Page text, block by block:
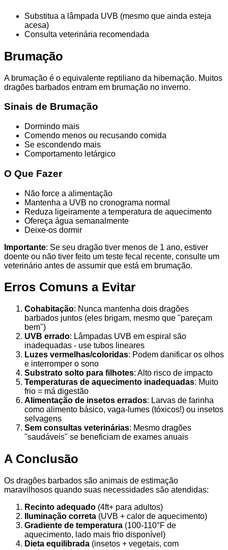
Substitua a lâmpada UVB (mesmo que ainda esteja
acesa)
Consulta veterinária recomendada
Brumação
A brumação é o equivalente reptiliano da hibernação. Muitos
dragões barbados entram em brumação no inverno.
Sinais de Brumação
Dormindo mais
Comendo menos ou recusando comida
Se escondendo mais
Comportamento letárgico
O Que Fazer
Não force a alimentação
Mantenha a UVB no cronograma normal
Reduza ligeiramente a temperatura de aquecimento
Ofereça água semanalmente
Deixe-os dormir
Importante: Se seu dragão tiver menos de 1 ano, estiver
doente ou não tiver feito um teste fecal recente, consulte um
veterinário antes de assumir que está em brumação.
Erros Comuns a Evitar
Cohabitação: Nunca mantenha dois dragões
barbados juntos (eles brigam, mesmo que "pareçam
bem")
UVB errado: Lâmpadas UVB em espiral são
inadequadas - use tubos lineares
Luzes vermelhas/coloridas: Podem danificar os olhos
e interromper o sono
Substrato solto para filhotes: Alto risco de impacto
Temperaturas de aquecimento inadequadas: Muito
frio = má digestão
Alimentação de insetos errados: Larvas de farinha
como alimento básico, vaga-lumes (tóxicos!) ou insetos
selvagens
Sem consultas veterinárias: Mesmo dragões
"saudáveis" se beneficiam de exames anuais
A Conclusão
Os dragões barbados são animais de estimação
maravilhosos quando suas necessidades são atendidas:
Recinto adequado (4ft+ para adultos)
Iluminação correta (UVB + calor de aquecimento)
Gradiente de temperatura (100-110°F de
aquecimento, lado mais frio disponível)
Dieta equilibrada (insetos + vegetais, com